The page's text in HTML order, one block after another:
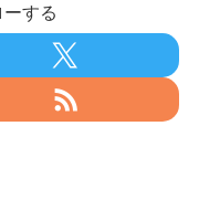
する